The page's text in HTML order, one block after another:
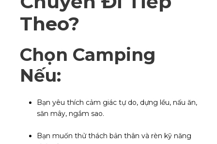
Theo?
Chọn Camping
Nếu:
Bạn yêu thích cảm giác tự do, dựng lều, nấu ăn,
săn mây, ngắm sao.
Bạn muốn thử thách bản thân và rèn kỹ năng